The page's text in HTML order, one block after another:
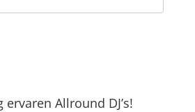
Allround DJ’s!